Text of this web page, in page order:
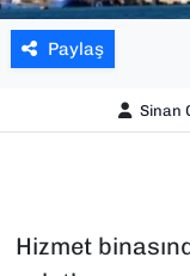
Paylaş
Sinan
Hizmet